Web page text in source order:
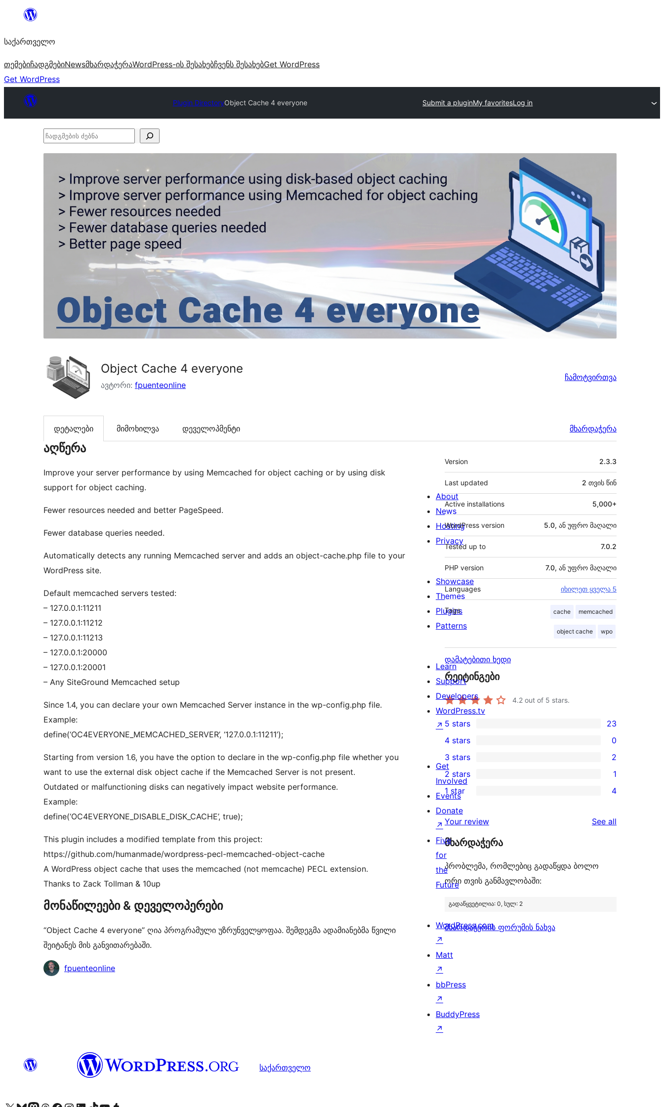
შიგთავსზე
საქართველო
თემებიჩადგმებიNewsმხარდაჭერაWordPress-ის შესახებჩვენს შესახებGet WordPress
Get WordPress
Plugin DirectoryObject Cache 4 everyone Submit a pluginMy favoritesLog in
ჩადგმების
Object Cache 4 everyone
ავტორი: fpuenteonline
ჩამოტვირთვა
დეტალები მიმოხილვა დეველოპმენტი მხარდაჭერა
აღწერა
Improve your server performance by using Memcached for object caching or by using disk
support for object caching.
Fewer resources needed and better PageSpeed.
Fewer database queries needed.
Automatically detects any running Memcached server and adds an object-cache.php file to your
WordPress site.
Default memcached servers tested:
– 127.0.0.1:11211
– 127.0.0.1:11212
– 127.0.0.1:11213
– 127.0.0.1:20000
– 127.0.0.1:20001
– Any SiteGround Memcached setup
Since 1.4, you can declare your own Memcached Server instance in the wp-config.php file.
Example:
define(‘OC4EVERYONE_MEMCACHED_SERVER’, ‘127.0.0.1:11211’);
Starting from version 1.6, you have the option to declare in the wp-config.php file whether you
want to use the external disk object cache if the Memcached Server is not present.
Outdated or malfunctioning disks can negatively impact website performance.
Example:
define(‘OC4EVERYONE_DISABLE_DISK_CACHE’, true);
This plugin includes a modified template from this project:
https://github.com/humanmade/wordpress-pecl-memcached-object-cache
A WordPress object cache that uses the memcached (not memcache) PECL extension.
Thanks to Zack Tollman & 10up
მონაწილეები & დეველოპერები
“Object Cache 4 everyone” ღია პროგრამული უზრუნველყოფაა. შემდეგმა ადამიანებმა წვილი
შეიტანეს მის განვითარებაში.
მონაწილეები
fpuenteonline
მეტა
Version 2.3.3
Last updated 2 თვის წინ
Active installations 5,000+
WordPress version 5.0, ან უფრო მაღალი
Tested up to 7.0.2
PHP version 7.0, ან უფრო მაღალი
Languages იხილეთ ყველა 5
Tags cache memcached
object cache wpo
დამატებითი ხედი
რეიტინგები
4.2 out of 5 stars.
23
5-
star
reviews
5 stars 23
4-
star
reviews
4 stars 0
2
3-
star
reviews
3 stars 2
1
2-
star
review
2 stars 1
4
1-
star
reviews
1 star 4
Your review See all
მხარდაჭერა
პრობლემა, რომლებიც გადაწყდა ბოლო
ორი თვის განმავლობაში:
გადაწყვეტილია: 0, სულ: 2
მხარდაჭერის ფორუმის ნახვა
About
News
Hosting
Privacy
Showcase
Themes
Plugins
Patterns
Learn
Support
Developers
WordPress.tv
↗
Get
Involved
Events
Donate
↗
Five
for
the
Future
WordPress.com
↗
Matt
↗
bbPress
↗
BuddyPress
↗
საქართველო